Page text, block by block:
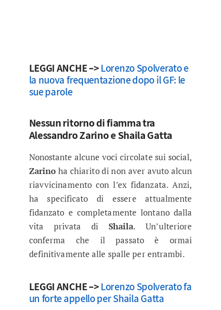
LEGGI ANCHE –>Lorenzo Spolverato e
la nuova frequentazione dopo il GF: le
sue parole
Nessun ritorno di fiamma tra
Alessandro Zarino e Shaila Gatta
Nonostante alcune voci circolate sui social,
Zarino ha chiarito di non aver avuto alcun
riavvicinamento con l’ex fidanzata. Anzi,
ha specificato di essere attualmente
fidanzato e completamente lontano dalla
vita privata di Shaila. Un’ulteriore
conferma che il passato è ormai
definitivamente alle spalle per entrambi.
LEGGI ANCHE –>Lorenzo Spolverato fa
un forte appello per Shaila Gatta